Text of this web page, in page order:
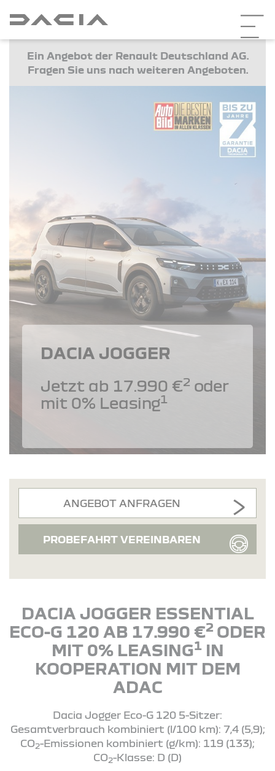
Ein Angebot der Renault Deutschland AG.
Fragen Sie uns nach weiteren Angeboten.
DACIA JOGGER
Jetzt ab 17.990 €2 oder
mit 0% Leasing1
ANGEBOT ANFRAGEN
PROBEFAHRT VEREINBAREN
DACIA JOGGER ESSENTIAL
ECO-G 120 AB 17.990 €2 ODER
MIT 0% LEASING1IN
KOOPERATION MIT DEM
ADAC
Dacia Jogger Eco-G 120 5-Sitzer:
Gesamtverbrauch kombiniert (l/100 km): 7,4 (5,9);
CO2-Emissionen kombiniert (g/km): 119 (133);
CO2-Klasse: D (D)